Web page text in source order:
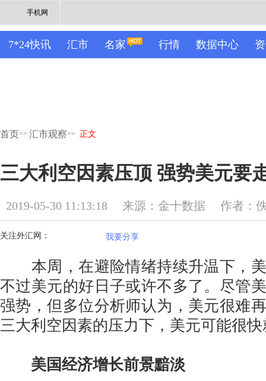
手机网
7*24快讯 汇市 名家 行情 数据中心
首页>> 汇市观察>> 正文
三大利空因素压顶 强势美元要
2019-05-30 11:13:18 来源：金十数据 作者：
关注外汇网： 我要分享
本周，在避险情绪持续升温下，美
不过美元的好日子或许不多了。尽管
强势，但多位分析师认为，美元很难
三大利空因素的压力下，美元可能很
美国经济增长前景黯淡